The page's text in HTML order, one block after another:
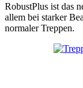
RobustPlus ist das
allem bei starker
normaler Treppen.